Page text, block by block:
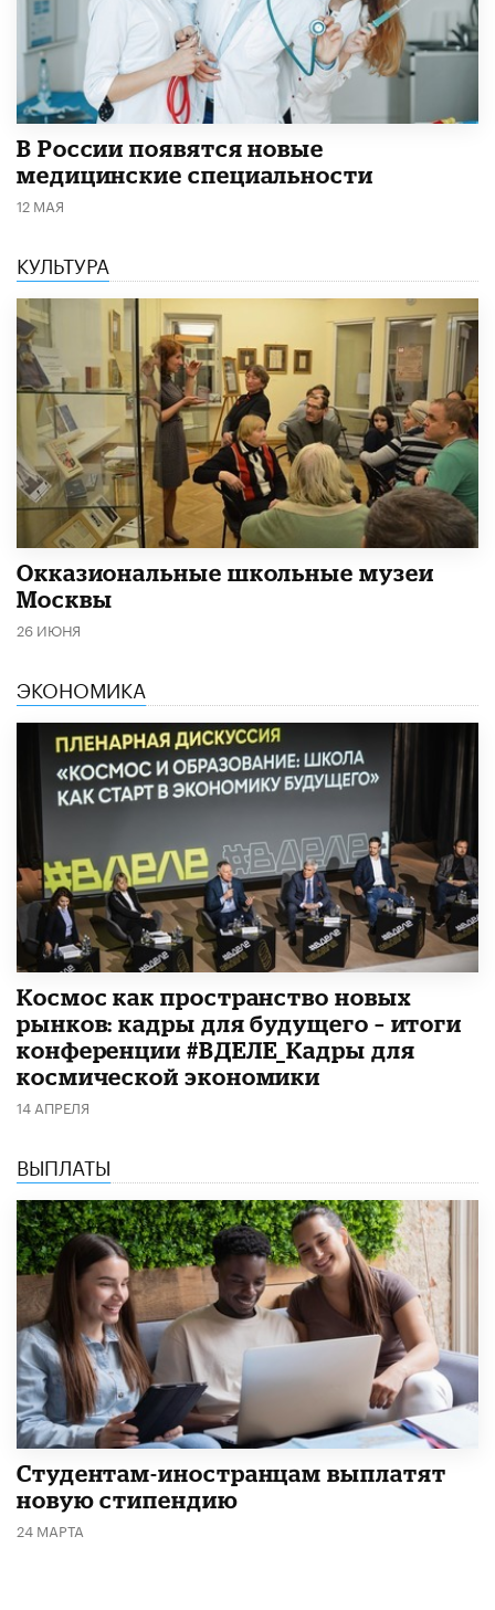
В России появятся новые
медицинские специальности
12 МАЯ
КУЛЬТУРА
​Окказиональные школьные музеи
Москвы
26 ИЮНЯ
ЭКОНОМИКА
Космос как пространство новых
рынков: кадры для будущего – итоги
конференции #ВДЕЛЕ_Кадры для
космической экономики
14 АПРЕЛЯ
ВЫПЛАТЫ
Студентам-иностранцам выплатят
новую стипендию
24 МАРТА